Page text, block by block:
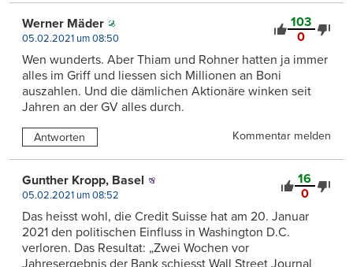
103
0
Werner Mäder
05.02.2021 um 08:50
Wen wunderts. Aber Thiam und Rohner hatten ja immer
alles im Griff und liessen sich Millionen an Boni
auszahlen. Und die dämlichen Aktionäre winken seit
Jahren an der GV alles durch.
Antworten Kommentar melden
16
0
Gunther Kropp, Basel
05.02.2021 um 08:52
Das heisst wohl, die Credit Suisse hat am 20. Januar
2021 den politischen Einfluss in Washington D.C.
verloren. Das Resultat: „Zwei Wochen vor